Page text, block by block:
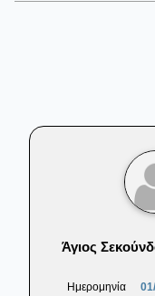
Άγιος
Ημερομηνία